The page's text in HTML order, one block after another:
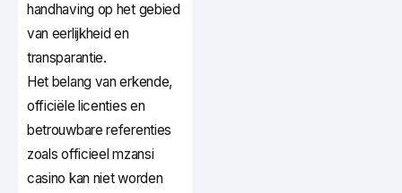
handhaving op het gebied
van eerlijkheid en
transparantie.
Het belang van erkende,
officiële licenties en
betrouwbare referenties
zoals officieel mzansi
casino kan niet worden